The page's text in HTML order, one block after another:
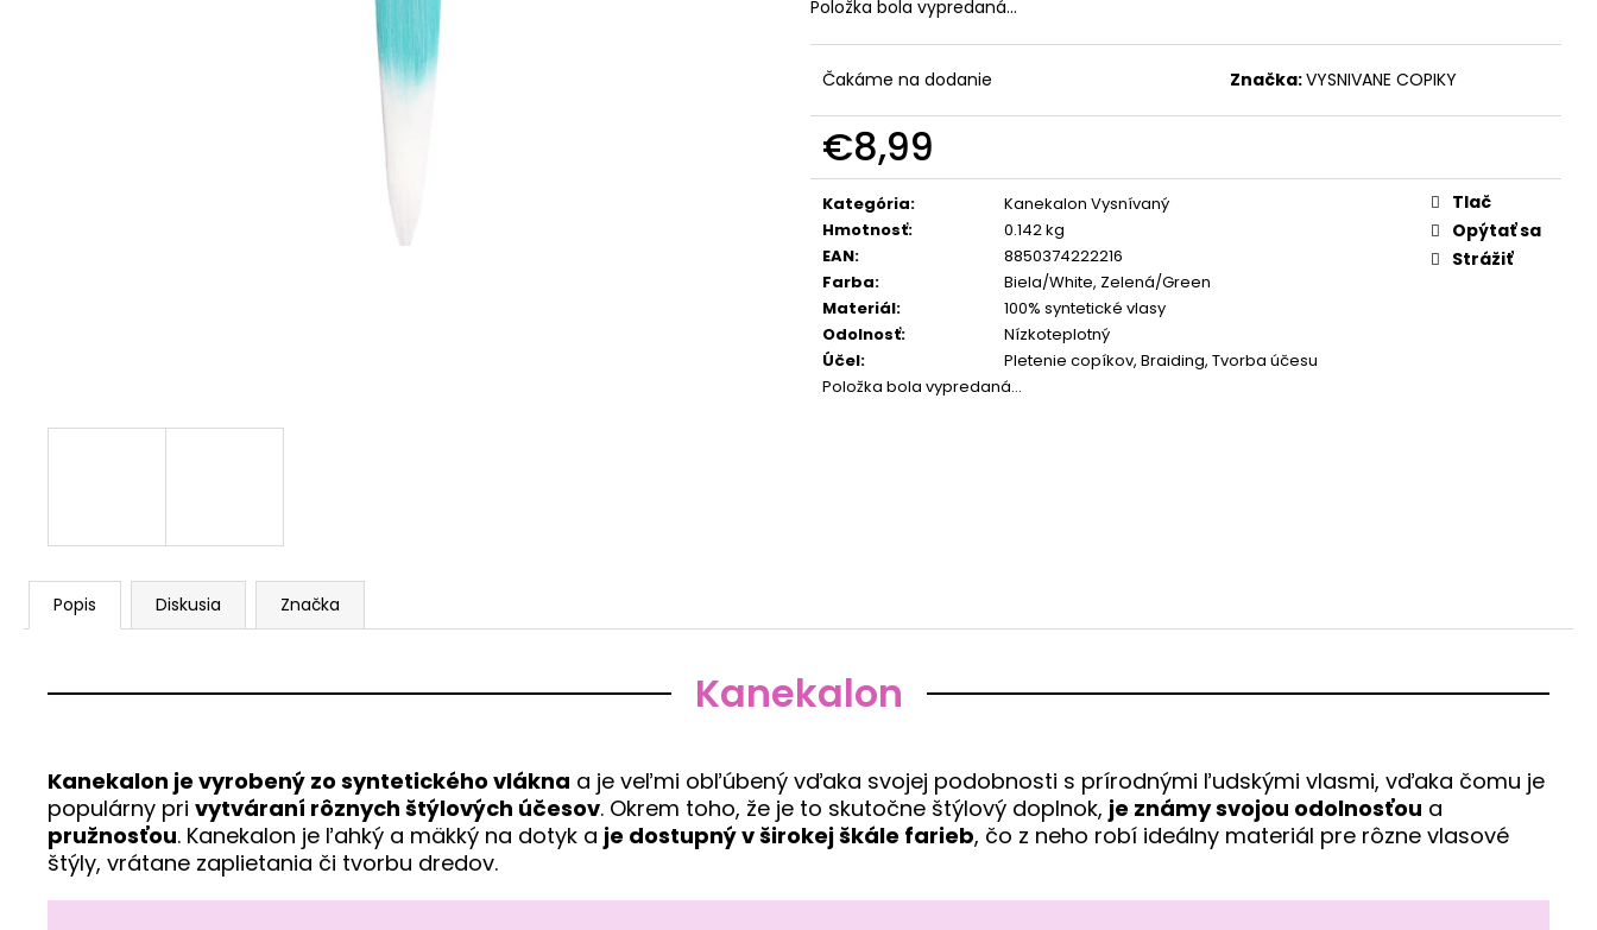
Položka bola vypredaná…
Čakáme na dodanie Značka:VYSNIVANE COPIKY
€8,99
Jednotková
cena:
Kategória:
Kanekalon Vysnívaný
Hmotnosť:
0.142 kg
EAN:
8850374222216
Farba:
Biela/White, Zelená/Green
Materiál:
100% syntetické vlasy
Odolnosť:
Nízkoteplotný
Účel:
Pletenie copíkov, Braiding, Tvorba účesu
Položka bola vypredaná…
Tlač
Opýtať sa
Strážiť
Popis Diskusia Značka
Kanekalon
Kanekalon je vyrobený zo syntetického vlákna a je veľmi obľúbený vďaka svojej podobnosti s prírodnými ľudskými vlasmi, vďaka čomu je
populárny pri vytváraní rôznych štýlových účesov. Okrem toho, že je to skutočne štýlový doplnok, je známy svojou odolnosťou a
pružnosťou. Kanekalon je ľahký a mäkký na dotyk a je dostupný v širokej škále farieb, čo z neho robí ideálny materiál pre rôzne vlasové
štýly, vrátane zaplietania či tvorbu dredov.